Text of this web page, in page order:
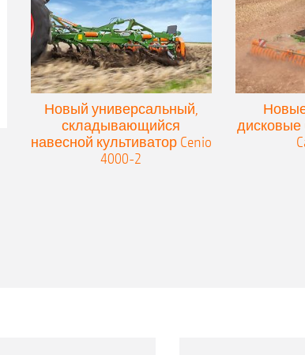
Новый универсальный,
складывающийся
навесной культиватор Cenio
4000-2
дисковые